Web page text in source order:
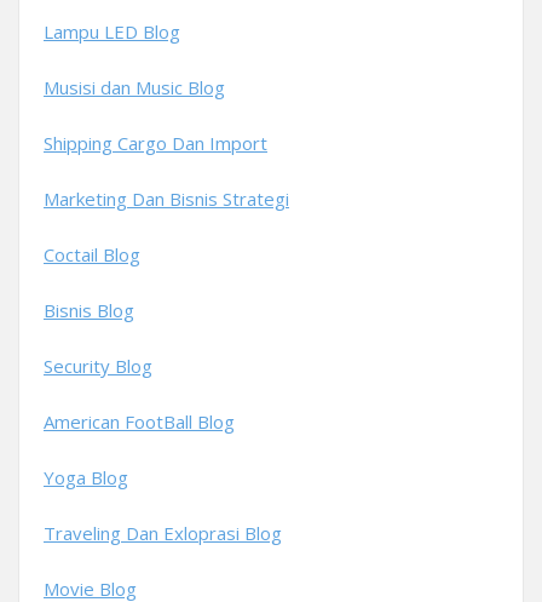
Lampu LED Blog
Musisi dan Music Blog
Shipping Cargo Dan Import
Marketing Dan Bisnis Strategi
Coctail Blog
Bisnis Blog
Security Blog
American FootBall Blog
Yoga Blog
Traveling Dan Exloprasi Blog
Movie Blog